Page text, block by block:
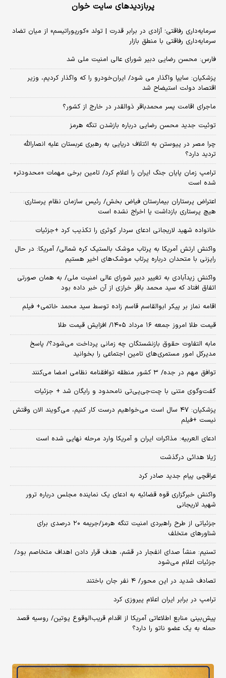
پربازدیدهای سایت خوان
سرمایه‌داری رفاقتی؛ آزادی در برابر قدرت | تولد «کورپوراتیسم» از میان تضاد
سرمایه‌داری رفاقتی با منطق بازار
فارس: محسن رضایی دبیر شورای عالی امنیت ملی شد
پزشکیان: سایپا واگذار می شود/ ایران‌خودرو را که واگذار کردیم، وزیر
اقتصاد دولت استیضاح شد
ماجرای اقامت پسر محمدباقر ذوالقدر در خارج از کشور؟
توئیت جدید محسن رضایی درباره بازشدن تنگه هرمز
چرا مصر در پیوستن به ائتلاف دریایی به رهبری عربستان علیه انصارالله
تردید دارد؟
ترامپ زمان پایان جنگ ایران را اعلام کرد/ تامین برخی مهمات «محدودتر»
شده است
اعتراض پرستاران بیمارستان فیاض بخش/ رئیس سازمان نظام پرستاری:
هیچ پرستاری بازداشت یا اخراج نشده است
خانواده شهید لاریجانی ادعای سردار کوثری را تکذیب کرد +جزئیات
واکنش ارتش آمریکا به پرتاب موشک بالستیک کره شمالی/ آمریکا: در حال
رایزنی با متحدان درباره پرتاب موشک‌های اخیر هستیم
واکنش زیدآبادی به تغییر دبیر شورای عالی امنیت ملی/ به همان صورتی
اتفاق افتاد که سید محمد باقر خرازی از آن خبر داده بود
اقامه نماز بر پیکر ابوالقاسم قاسم زاده توسط سید محمد خاتمی+ فیلم
قیمت طلا امروز جمعه ۱۶ مرداد ۱۴۰۵/ افزایش قیمت طلا
مابه التفاوت حقوق بازنشستگان چه زمانی پرداخت می‌شود؟/ پاسخ
مدیرکل امور مستمری‌های تامین اجتماعی را بخوانید
توافق مهم در جده/ ۳ کشور منطقه توافقنامه نظامی امضا می‌کنند
گفت‌وگوی متنی با چت‌جی‌پی‌تی نامحدود و رایگان شد + جزئیات
پزشکیان: ۴۷ سال است می‌خواهیم درست کار کنیم، می‌گویند الان وقتش
نیست +فیلم
ادعای العربیه: مذاکرات ایران و آمریکا وارد مرحله نهایی شده است
ژیلا هدائی درگذشت
عراقچی پیام جدید صادر کرد
واکنش خبرگزاری قوه قضائیه به ادعای یک نماینده مجلس درباره ترور
شهید لاریجانی
جزئیاتی از طرح راهبردی امنیت تنگه هرمز/جریمه ۲۰ درصدی برای
شناورهای متخلف
تسنیم: منشأ صدای انفجار در قشم، هدف قرار دادن اهداف متخاصم بود/
جزئیات اعلام می‌شود
تصادف شدید در این محور/ ۴ نفر جان باختند
ترامپ در برابر ایران اعلام پیروزی کرد
پیش‌بینی منابع اطلاعاتی آمریکا از اقدام قریب‌الوقوع پوتین/ روسیه قصد
حمله به یک عضو ناتو را دارد؟